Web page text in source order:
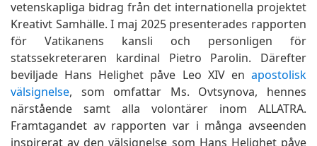
vetenskapliga bidrag från det internationella projektet
Kreativt Samhälle. I maj 2025 presenterades rapporten
för Vatikanens kansli och personligen för
statssekreteraren kardinal Pietro Parolin. Därefter
beviljade Hans Helighet påve Leo XIV en apostolisk
välsignelse, som omfattar Ms. Ovtsynova, hennes
närstående samt alla volontärer inom ALLATRA.
Framtagandet av rapporten var i många avseenden
inspirerat av den välsignelse som Hans Helighet påve